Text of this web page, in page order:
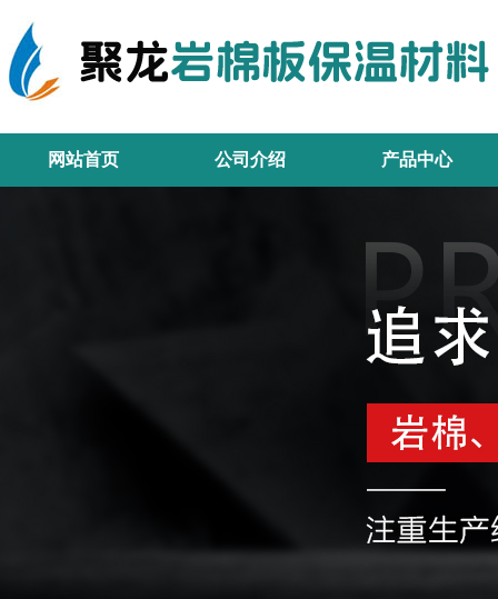
网站首页 公司介绍 产品中心